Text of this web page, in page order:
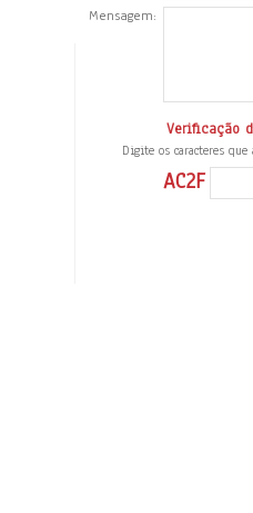
Mensagem:
Verificação
Digite os caracteres que
AC2F